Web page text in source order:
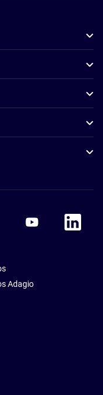
Accor Youtube
Accor
Adagio